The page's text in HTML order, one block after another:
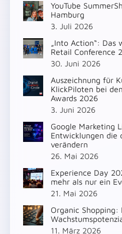
YouTube
Hamburg
3. Juli 2026
„Into Action“:
Retail Conference
30. Juni 2026
Auszeichnung für
KlickPiloten bei
Awards 2026
3. Juni 2026
Google Marketing
Entwicklungen die
verändern
26. Mai 2026
Experience Day
mehr als nur ein
21. Mai 2026
Organic Shopping:
11. März 2026